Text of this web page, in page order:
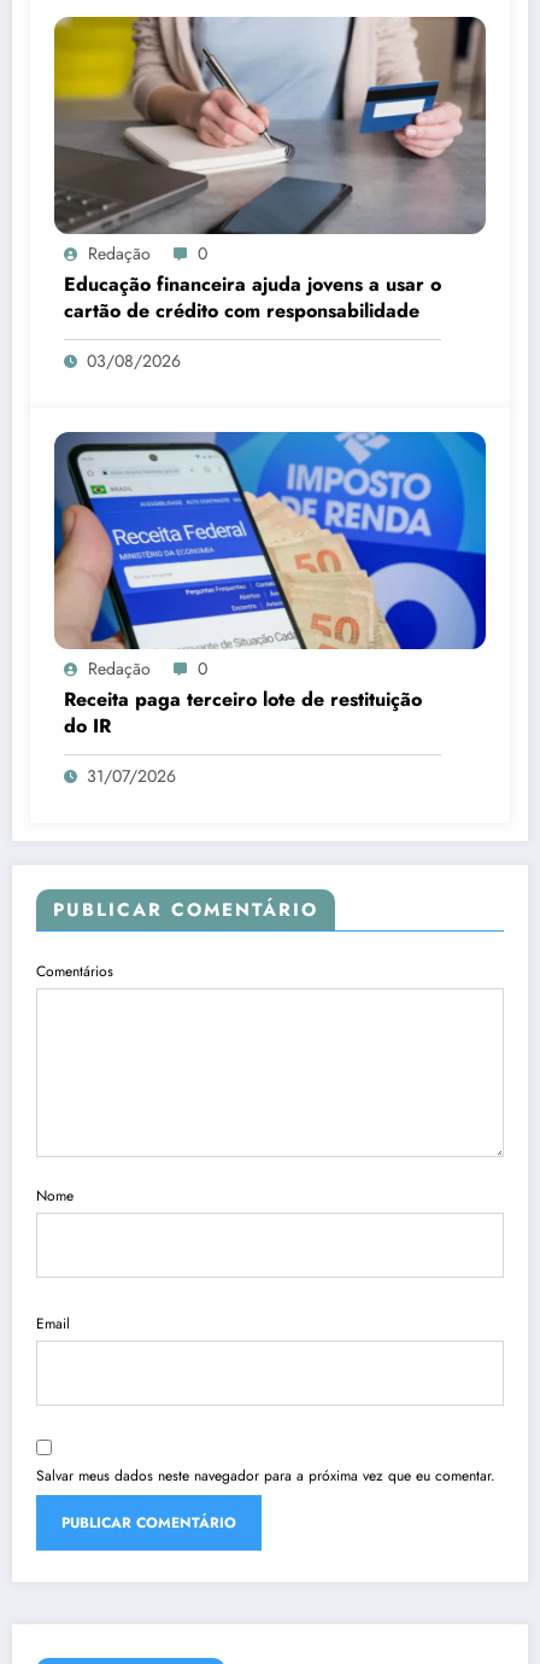
Redação 0
Educação financeira ajuda jovens a usar o
cartão de crédito com responsabilidade
03/08/2026
Redação 0
Receita paga terceiro lote de restituição
do IR
31/07/2026
PUBLICAR COMENTÁRIO
Comentários
Nome
Email
Salvar meus dados neste navegador para a próxima vez que eu comentar.